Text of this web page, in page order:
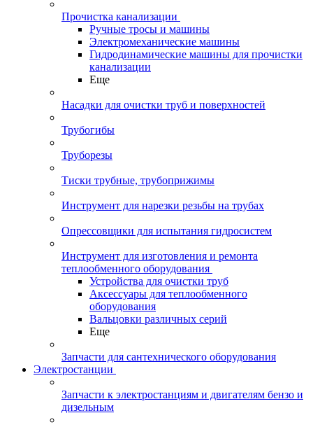
Прочистка канализации
Ручные тросы и машины
Электромеханические машины
Гидродинамические машины для прочистки
канализации
Еще
Насадки для очистки труб и поверхностей
Трубогибы
Труборезы
Тиски трубные, трубоприжимы
Инструмент для нарезки резьбы на трубах
Опрессовщики для испытания гидросистем
Инструмент для изготовления и ремонта
теплообменного оборудования
Устройства для очистки труб
Аксессуары для теплообменного
оборудования
Вальцовки различных серий
Еще
Запчасти для сантехнического оборудования
Электростанции
Запчасти к электростанциям и двигателям бензо и
дизельным